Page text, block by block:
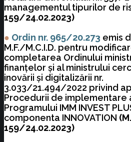
managementul tipurilor de
159/24.02.2023)
● Ordin nr. 965/20.273 emis
M.F./M.C.I.D. pentru
completarea Ordinului
finanţelor şi al ministrului
inovării şi digitalizării nr.
3.033/21.494/2022 privind
Procedurii de implementare
Programului IMM INVEST
componenta INNOVATION
159/24.02.2023)